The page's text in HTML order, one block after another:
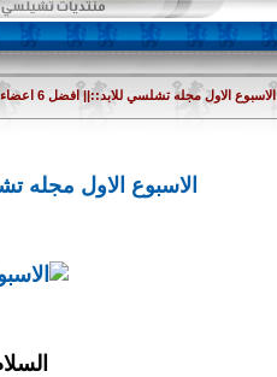
الاسبوع الاول مجله تشلسي للابد::|| افضل 6 اعضاء لهذا الاسبوع ::||
الاسبوع الاول مجله تشلسي